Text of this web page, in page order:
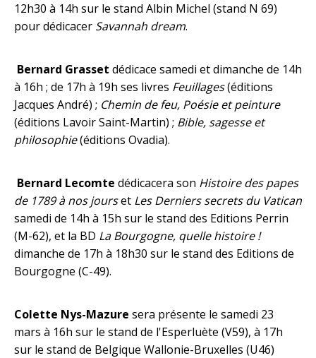
12h30 à 14h sur le stand Albin Michel (stand N 69)
pour dédicacer Savannah dream.
Bernard Grasset dédicace samedi et dimanche de 14h
à 16h ; de 17h à 19h ses livres Feuillages(éditions
Jacques André) ; Chemin de feu, Poésie et peinture
(éditions Lavoir Saint-Martin) ; Bible, sagesse et
philosophie(éditions Ovadia).
Bernard Lecomte dédicacera son Histoire des papes
de 1789 à nos jourset Les Derniers secrets du Vatican
samedi de 14h à 15h sur le stand des Editions Perrin
(M-62), et la BD La Bourgogne, quelle histoire !
dimanche de 17h à 18h30 sur le stand des Editions de
Bourgogne (C-49).
Colette Nys-Mazure sera présente le samedi 23
mars à 16h sur le stand de l'Esperluète (V59), à 17h
sur le stand de Belgique Wallonie-Bruxelles (U46)